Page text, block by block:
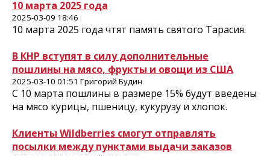
10 марта 2025 года
2025-03-09 18:46
10 марта 2025 года чтят память святого Тарасия.
В КНР вступят в силу дополнительные
пошлины на мясо, фрукты и овощи из США
2025-03-10 01:51 Григорий Будин
С 10 марта пошлины в размере 15% будут введены
на мясо курицы, пшеницу, кукурузу и хлопок.
Клиенты Wildberries смогут отправлять
посылки между пунктами выдачи заказов